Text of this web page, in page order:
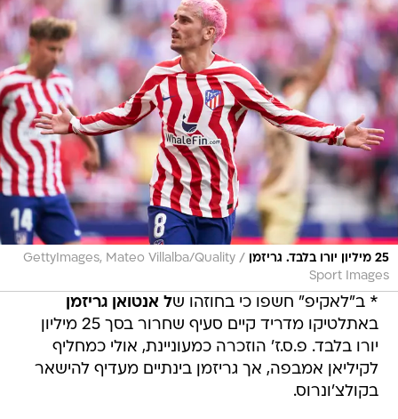
25 מיליון יורו בלבד. גריזמן /
GettyImages, Mateo Villalba/Quality
Sport Images
* ב"לאקיפ" חשפו כי בחוזהו של אנטואן גריזמן
באתלטיקו מדריד קיים סעיף שחרור בסך 25 מיליון
יורו בלבד. פ.ס.ז' הוזכרה כמעוניינת, אולי כמחליף
לקיליאן אמבפה, אך גריזמן בינתיים מעדיף להישאר
בקולצ'ונרוס.